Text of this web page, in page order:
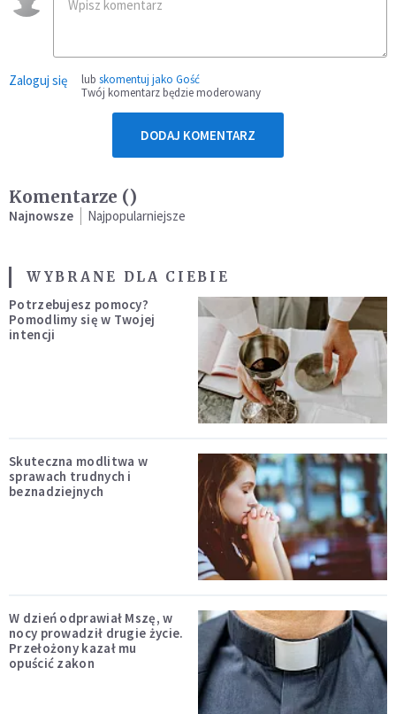
Zaloguj się lub skomentuj jako Gość
Twój komentarz będzie moderowany
DODAJ KOMENTARZ
Komentarze ()
Najnowsze Najpopularniejsze
WYBRANE DLA CIEBIE
Potrzebujesz pomocy?
Pomodlimy się w Twojej
intencji
Skuteczna modlitwa w
sprawach trudnych i
beznadziejnych
W dzień odprawiał Mszę, w
nocy prowadził drugie życie.
Przełożony kazał mu
opuścić zakon